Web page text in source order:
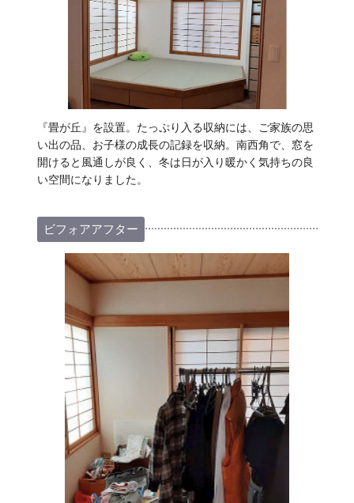
『畳が丘』を設置。たっぷり入る収納には、ご家族の思
い出の品、お子様の成長の記録を収納。南西角で、窓を
開けると風通しが良く、冬は日が入り暖かく気持ちの良
い空間になりました。
ビフォアアフター